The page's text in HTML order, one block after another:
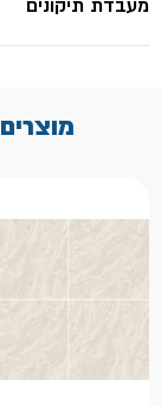
מעבדת תיקונים